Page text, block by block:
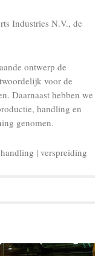
Industries N.V., de
ontwerp de
voor de
Daarnaast hebben we
handling en
genomen.
| verspreiding